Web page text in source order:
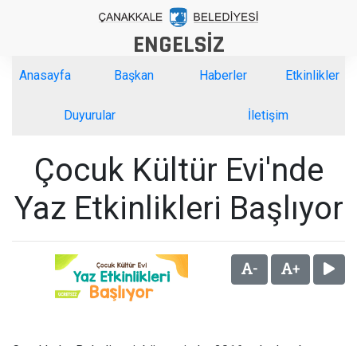
ENGELSİZ
Anasayfa Başkan Haberler Etkinlikler
Duyurular İletişim
Çocuk Kültür Evi'nde
Yaz Etkinlikleri Başlıyor
- +